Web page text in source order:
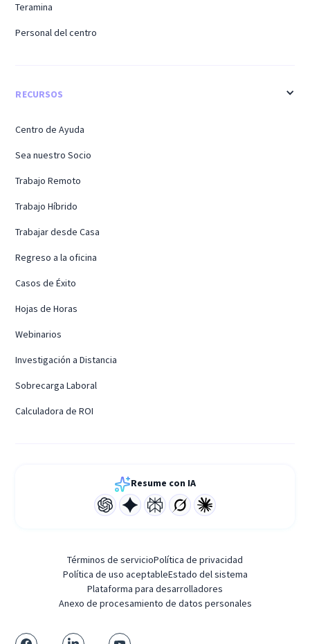
Teramina
Personal del centro
RECURSOS
Centro de Ayuda
Sea nuestro Socio
Trabajo Remoto
Trabajo Híbrido
Trabajar desde Casa
Regreso a la oficina
Casos de Éxito
Hojas de Horas
Webinarios
Investigación a Distancia
Sobrecarga Laboral
Calculadora de ROI
Resume con IA
Términos de servicioPolítica de privacidad
Política de uso aceptableEstado del sistema
Plataforma para desarrolladores
Anexo de procesamiento de datos personales